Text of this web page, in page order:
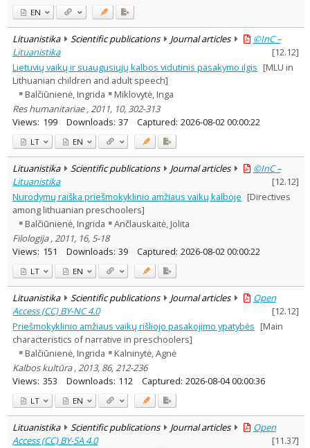
EN
Lituanistika Scientific publications Journal articles
©InC –
Lituanistika
[12.12]
Lietuvių vaikų ir suaugusiųjų kalbos vidutinis pasakymo ilgis [MLU in
Lithuanian children and adult speech]
Balčiūnienė, Ingrida
Miklovytė, Inga
Res humanitariae , 2011, 10, 302-313
Views: 199 Downloads: 37 Captured: 2026-08-02 00:00:22
LT EN
Lituanistika Scientific publications Journal articles
©InC –
Lituanistika
[12.12]
Nurodymų raiška priešmokyklinio amžiaus vaikų kalboje [Directives
among lithuanian preschoolers]
Balčiūnienė, Ingrida
Ančlauskaitė, Jolita
Filologija , 2011, 16, 5-18
Views: 151 Downloads: 39 Captured: 2026-08-02 00:00:22
LT EN
Lituanistika Scientific publications Journal articles
Open
Access (CC) BY-NC 4.0
[12.12]
Priešmokyklinio amžiaus vaikų rišliojo pasakojimo ypatybės [Main
characteristics of narrative in preschoolers]
Balčiūnienė, Ingrida
Kalninytė, Agnė
Kalbos kultūra , 2013, 86, 212-236
Views: 353 Downloads: 112 Captured: 2026-08-04 00:00:36
LT EN
Lituanistika Scientific publications Journal articles
Open
Access (CC) BY-SA 4.0
[11.37]